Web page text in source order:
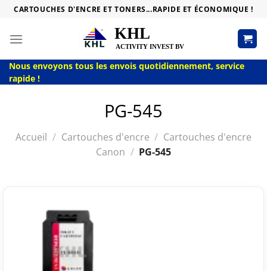
Passer
contenu
CARTOUCHES D'ENCRE ET TONERS...RAPIDE ET ÉCONOMIQUE !
Nous envoyons tous les envois quotidiennement, service
rapide !
PG-545
Accueil / Cartouches d'encre / Cartouches d'encre
Canon / PG-545